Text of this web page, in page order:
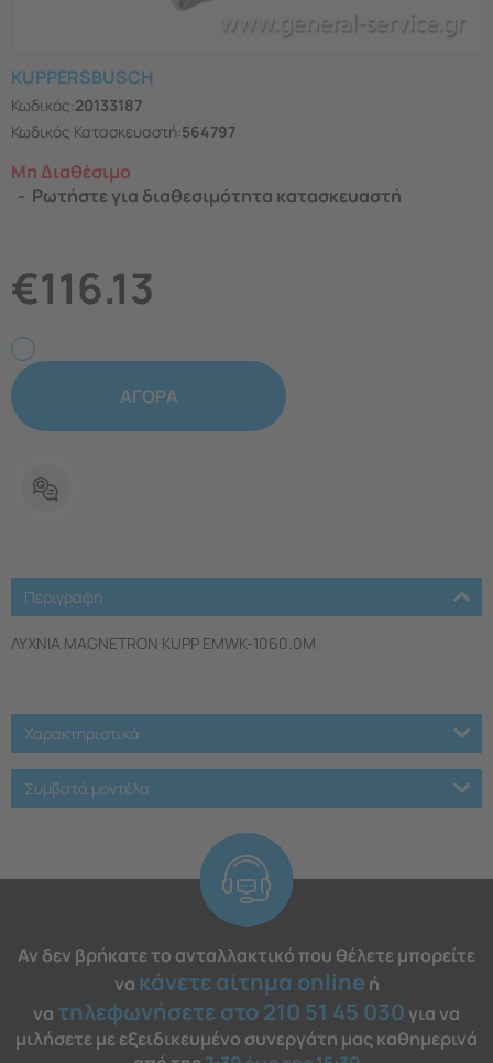
KUPPERSBUSCH
Κωδικός:20133187
Κωδικός Κατασκευαστή:564797
Μη Διαθέσιμο
Ρωτήστε για διαθεσιμότητα κατασκευαστή
€116.13
ΑΓΟΡΑ
Περιγραφη
ΛΥΧΝΙΑ MAGNETRON KUPP EMWK-1060.0Μ
Χαρακτηριστικά
Συμβατά μοντέλα
Αν δεν βρήκατε το ανταλλακτικό που θέλετε μπορείτε
να κάνετε αίτημα online ή
νατηλεφωνήσετε στο 210 51 45 030 για να
μιλήσετε με εξειδικευμένο συνεργάτη μας καθημερινά